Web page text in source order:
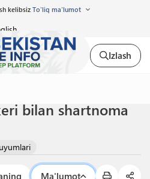
kelibsiz To'liq ma'lumot
Izlash
bilan shartnoma
Ma'lumot